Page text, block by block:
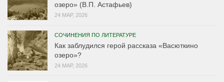
озеро» (В.П. Астафьев)
24 МАР, 2026
СОЧИНЕНИЯ ПО ЛИТЕРАТУРЕ
Как заблудился герой рассказа «Васюткино
озеро»?
24 МАР, 2026